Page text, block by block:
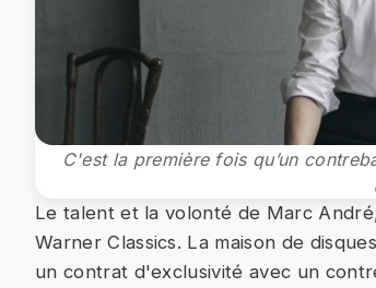
C'est la première fois qu’un
Le talent et la volonté de Marc
Warner Classics. La maison de
un contrat d'exclusivité avec un